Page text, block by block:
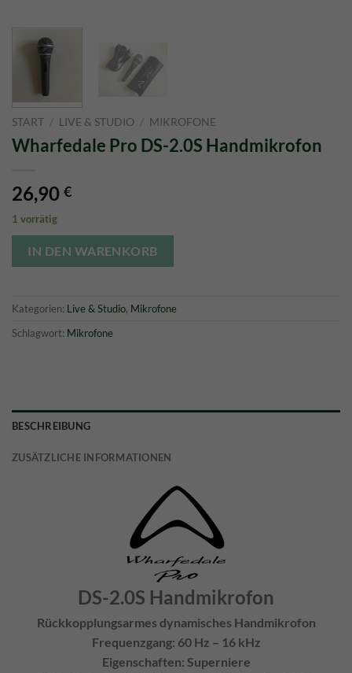
START / LIVE & STUDIO / MIKROFONE
Wharfedale Pro DS-2.0S Handmikrofon
26,90 €
1 vorrätig
IN DEN WARENKORB
Kategorien: Live & Studio, Mikrofone
Schlagwort: Mikrofone
BESCHREIBUNG
ZUSÄTZLICHE INFORMATIONEN
DS-2.0S Handmikrofon
Rückkopplungsarmes dynamisches Handmikrofon
Frequenzgang: 60 Hz – 16 kHz
Eigenschaften: Superniere